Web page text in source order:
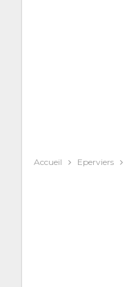
Accueil Eperviers